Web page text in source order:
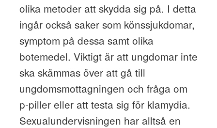
olika metoder att skydda sig på. I detta
ingår också saker som könssjukdomar,
symptom på dessa samt olika
botemedel. Viktigt är att ungdomar inte
ska skämmas över att gå till
ungdomsmottagningen och fråga om
p-piller eller att testa sig för klamydia.
Sexualundervisningen har alltså en